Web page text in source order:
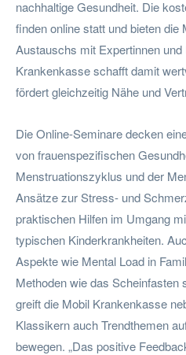
nachhaltige Gesundheit. Die
finden online statt und bieten die
Austauschs mit Expertinnen
Krankenkasse schafft damit
fördert gleichzeitig Nähe und
Die Online-Seminare decken
von frauenspezifischen
Menstruationszyklus und der
Ansätze zur Stress- und
praktischen Hilfen im Umgang
typischen Kinderkrankheiten.
Aspekte wie Mental Load in
Methoden wie das Scheinfasten
greift die Mobil Krankenkasse
Klassikern auch Trendthemen
bewegen. „Das positive